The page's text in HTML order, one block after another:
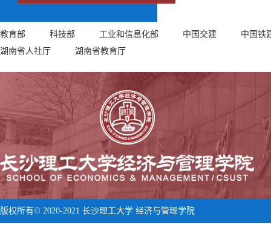
教育部 科技部 工业和信息化部 中国交建
中国铁
湖南省人社厅
湖南省教育厅
版权所有© 2020-2021 长沙理工大学 经济与管理学院